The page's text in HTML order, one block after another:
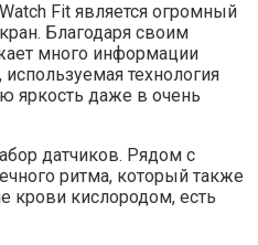
Fit является огромный
Благодаря своим
много информации
технология
яркость даже в очень
датчиков. Рядом с
ритма, который также
крови кислородом, есть